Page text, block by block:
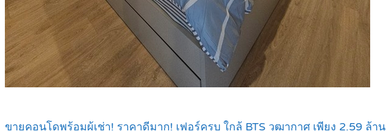
ขายคอนโดพร้อมผู้เช่า! ราคาดีมาก! เฟอร์ครบ ใกล้ BTS วุฒากาศ เพียง 2.59 ล้าน